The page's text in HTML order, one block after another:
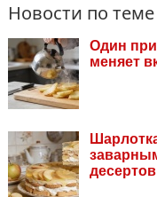
Новости по теме
Один
меняет
десертов